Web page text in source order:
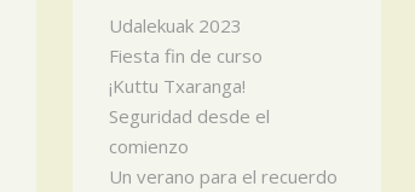
Udalekuak 2023
Fiesta fin de curso
¡Kuttu Txaranga!
Seguridad desde el
comienzo
Un verano para el recuerdo